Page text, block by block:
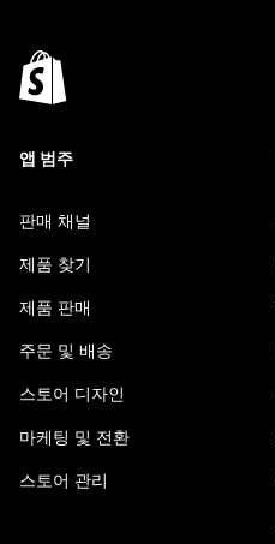
앱 범주
판매 채널
제품 찾기
제품 판매
주문 및 배송
스토어 디자인
마케팅 및 전환
스토어 관리